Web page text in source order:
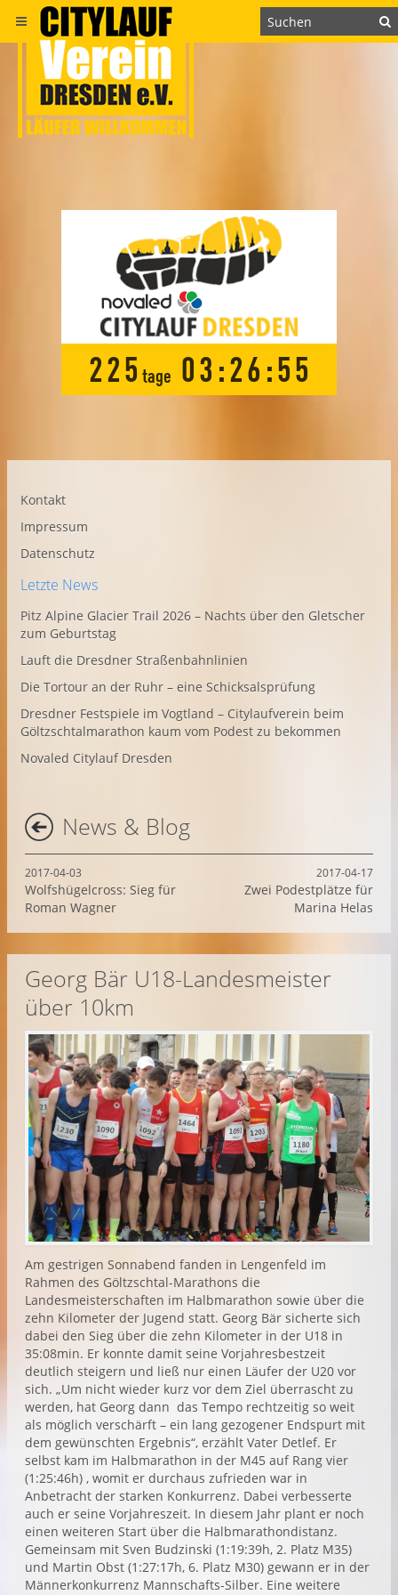
225 tage 03 :26 :55
Kontakt
Impressum
Datenschutz
Letzte News
Pitz Alpine Glacier Trail 2026 – Nachts über den Gletscher
zum Geburtstag
Lauft die Dresdner Straßenbahnlinien
Die Tortour an der Ruhr – eine Schicksalsprüfung
Dresdner Festspiele im Vogtland – Citylaufverein beim
Göltzschtalmarathon kaum vom Podest zu bekommen
Novaled Citylauf Dresden
News & Blog
2017-04-17
Zwei Podestplätze für
Marina Helas
2017-04-03
Wolfshügelcross: Sieg für
Roman Wagner
Georg Bär U18-Landesmeister
über 10km
Am gestrigen Sonnabend fanden in Lengenfeld im
Rahmen des Göltzschtal-Marathons die
Landesmeisterschaften im Halbmarathon sowie über die
zehn Kilometer der Jugend statt. Georg Bär sicherte sich
dabei den Sieg über die zehn Kilometer in der U18 in
35:08min. Er konnte damit seine Vorjahresbestzeit
deutlich steigern und ließ nur einen Läufer der U20 vor
sich. „Um nicht wieder kurz vor dem Ziel überrascht zu
werden, hat Georg dann das Tempo rechtzeitig so weit
als möglich verschärft – ein lang gezogener Endspurt mit
dem gewünschten Ergebnis“, erzählt Vater Detlef. Er
selbst kam im Halbmarathon in der M45 auf Rang vier
(1:25:46h) , womit er durchaus zufrieden war in
Anbetracht der starken Konkurrenz. Dabei verbesserte
auch er seine Vorjahreszeit. In diesem Jahr plant er noch
einen weiteren Start über die Halbmarathondistanz.
Gemeinsam mit Sven Budzinski (1:19:39h, 2. Platz M35)
und Martin Obst (1:27:17h, 6. Platz M30) gewann er in der
Männerkonkurrenz Mannschafts-Silber. Eine weitere